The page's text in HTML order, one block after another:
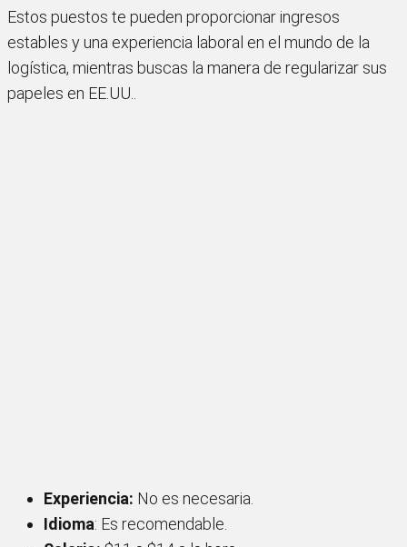
Estos puestos te pueden proporcionar ingresos
estables y una experiencia laboral en el mundo de la
logística, mientras buscas la manera de regularizar sus
papeles en EE.UU..
Experiencia: No es necesaria.
Idioma: Es recomendable.